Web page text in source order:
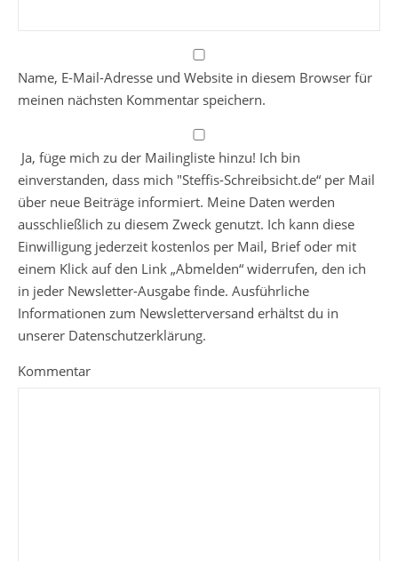
Name, E-Mail-Adresse und Website in diesem Browser für
meinen nächsten Kommentar speichern.
Ja, füge mich zu der Mailingliste hinzu! Ich bin
einverstanden, dass mich "Steffis-Schreibsicht.de“ per Mail
über neue Beiträge informiert. Meine Daten werden
ausschließlich zu diesem Zweck genutzt. Ich kann diese
Einwilligung jederzeit kostenlos per Mail, Brief oder mit
einem Klick auf den Link „Abmelden“ widerrufen, den ich
in jeder Newsletter-Ausgabe finde. Ausführliche
Informationen zum Newsletterversand erhältst du in
unserer Datenschutzerklärung.
Kommentar